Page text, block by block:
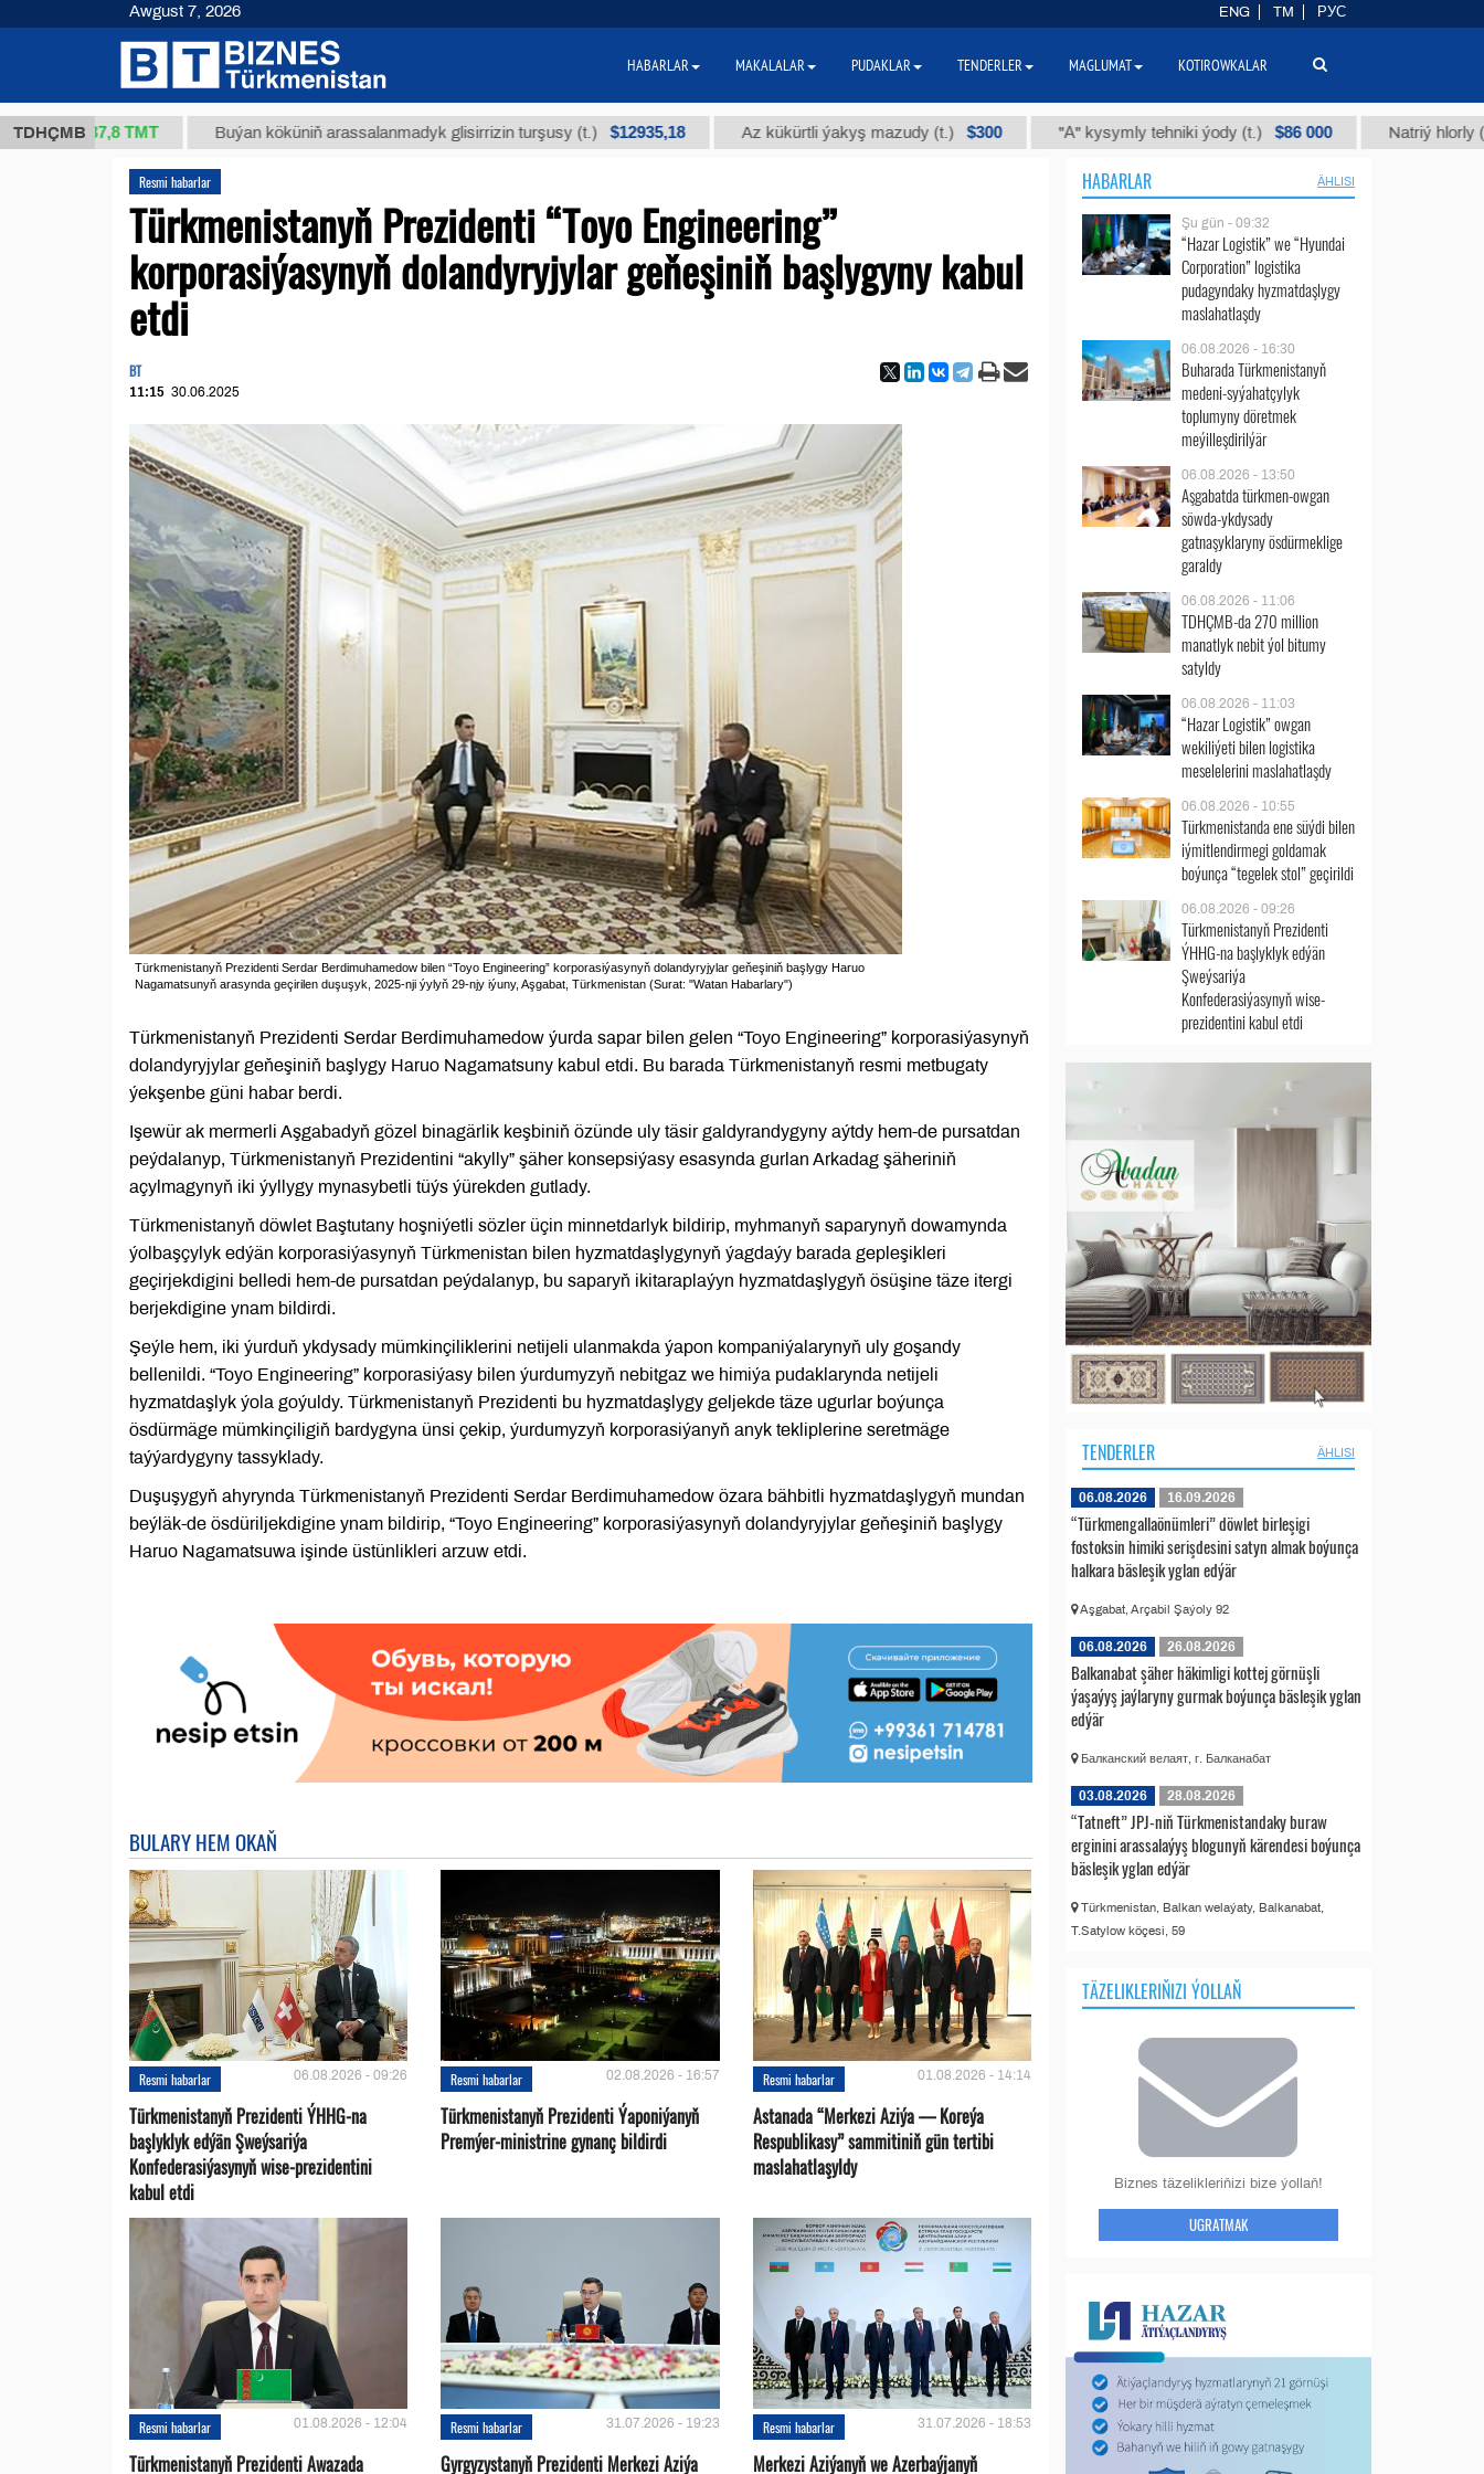
TDHÇMB
37,8 ТМТ Buýan köküniň arassalanmadyk glisirrizin turşusy (t.) $12935,18 Az kükürtli ýakyş mazudy (t.) $300 "А" kysymly tehniki ýody (t.) $86 000 Natriý hlorly (nahar
Resmi habarlar
Türkmenistanyň Prezidenti “Toyo Engineering”
korporasiýasynyň dolandyryjylar geňeşiniň başlygyny kabul
etdi
BT
11:15 30.06.2025
Türkmenistanyň Prezidenti Serdar Berdimuhamedow bilen “Toyo Engineering” korporasiýasynyň dolandyryjylar geňeşiniň başlygy Haruo
Nagamatsunyň arasynda geçirilen duşuşyk, 2025-nji ýylyň 29-njy iýuny, Aşgabat, Türkmenistan (Surat: "Watan Habarlary")
Türkmenistanyň Prezidenti Serdar Berdimuhamedow ýurda sapar bilen gelen “Toyo Engineering” korporasiýasynyň
dolandyryjylar geňeşiniň başlygy Haruo Nagamatsuny kabul etdi. Bu barada Türkmenistanyň resmi metbugaty
ýekşenbe güni habar berdi.
Işewür ak mermerli Aşgabadyň gözel binagärlik keşbiniň özünde uly täsir galdyrandygyny aýtdy hem-de pursatdan
peýdalanyp, Türkmenistanyň Prezidentini “akylly” şäher konsepsiýasy esasynda gurlan Arkadag şäheriniň
açylmagynyň iki ýyllygy mynasybetli tüýs ýürekden gutlady.
Türkmenistanyň döwlet Baştutany hoşniýetli sözler üçin minnetdarlyk bildirip, myhmanyň saparynyň dowamynda
ýolbaşçylyk edýän korporasiýasynyň Türkmenistan bilen hyzmatdaşlygynyň ýagdaýy barada gepleşikleri
geçirjekdigini belledi hem-de pursatdan peýdalanyp, bu saparyň ikitaraplaýyn hyzmatdaşlygyň ösüşine täze itergi
berjekdigine ynam bildirdi.
Şeýle hem, iki ýurduň ykdysady mümkinçiliklerini netijeli ulanmakda ýapon kompaniýalarynyň uly goşandy
bellenildi. “Toyo Engineering” korporasiýasy bilen ýurdumyzyň nebitgaz we himiýa pudaklarynda netijeli
hyzmatdaşlyk ýola goýuldy. Türkmenistanyň Prezidenti bu hyzmatdaşlygy geljekde täze ugurlar boýunça
ösdürmäge mümkinçiligiň bardygyna ünsi çekip, ýurdumyzyň korporasiýanyň anyk tekliplerine seretmäge
taýýardygyny tassyklady.
Duşuşygyň ahyrynda Türkmenistanyň Prezidenti Serdar Berdimuhamedow özara bähbitli hyzmatdaşlygyň mundan
beýläk-de ösdüriljekdigine ynam bildirip, “Toyo Engineering” korporasiýasynyň dolandyryjylar geňeşiniň başlygy
Haruo Nagamatsuwa işinde üstünlikleri arzuw etdi.
BULARY HEM OKAŇ
Resmi habarlar 06.08.2026 - 09:26
Türkmenistanyň Prezidenti ÝHHG-na
başlyklyk edýän Şweýsariýa
Konfederasiýasynyň wise-prezidentini
kabul etdi
Resmi habarlar 02.08.2026 - 16:57
Türkmenistanyň Prezidenti Ýaponiýanyň
Premýer-ministrine gynanç bildirdi
Resmi habarlar 01.08.2026 - 14:14
Astanada “Merkezi Aziýa — Koreýa
Respublikasy” sammitiniň gün tertibi
maslahatlaşyldy
Resmi habarlar 01.08.2026 - 12:04
Türkmenistanyň Prezidenti Awazada
Resmi habarlar 31.07.2026 - 19:23
Gyrgyzystanyň Prezidenti Merkezi Aziýa
Resmi habarlar 31.07.2026 - 18:53
Merkezi Aziýanyň we Azerbaýjanyň
HABARLAR ÄHLISI
Şu gün - 09:32
“Hazar Logistik” we “Hyundai
Corporation” logistika
pudagyndaky hyzmatdaşlygy
maslahatlaşdy
06.08.2026 - 16:30
Buharada Türkmenistanyň
medeni-syýahatçylyk
toplumyny döretmek
meýilleşdirilýär
06.08.2026 - 13:50
Aşgabatda türkmen-owgan
söwda-ykdysady
gatnaşyklaryny ösdürmeklige
garaldy
06.08.2026 - 11:06
TDHÇMB-da 270 million
manatlyk nebit ýol bitumy
satyldy
06.08.2026 - 11:03
“Hazar Logistik” owgan
wekiliýeti bilen logistika
meselelerini maslahatlaşdy
06.08.2026 - 10:55
Türkmenistanda ene süýdi bilen
iýmitlendirmegi goldamak
boýunça “tegelek stol” geçirildi
06.08.2026 - 09:26
Türkmenistanyň Prezidenti
ÝHHG-na başlyklyk edýän
Şweýsariýa
Konfederasiýasynyň wise-
prezidentini kabul etdi
TENDERLER ÄHLISI
06.08.2026 16.09.2026
“Türkmengallaönümleri” döwlet birleşigi
fostoksin himiki serişdesini satyn almak boýunça
halkara bäsleşik yglan edýär
Aşgabat, Arçabil Şaýoly 92
06.08.2026 26.08.2026
Balkanabat şäher häkimligi kottej görnüşli
ýaşaýyş jaýlaryny gurmak boýunça bäsleşik yglan
edýär
Балканский велаят, г. Балканабат
03.08.2026 28.08.2026
“Tatneft” JPJ-niň Türkmenistandaky buraw
erginini arassalaýyş blogunyň kärendesi boýunça
bäsleşik yglan edýär
Türkmenistan, Balkan welaýaty, Balkanabat,
T.Satylow köçesi, 59
TÄZELIKLERIŇIZI ÝOLLAŇ
Biznes täzelikleriňizi bize ýollaň!
UGRATMAK
Awgust 7, 2026 ENG TM РУС
HABARLAR MAKALALAR PUDAKLAR TENDERLER MAGLUMAT KOTIROWKALAR